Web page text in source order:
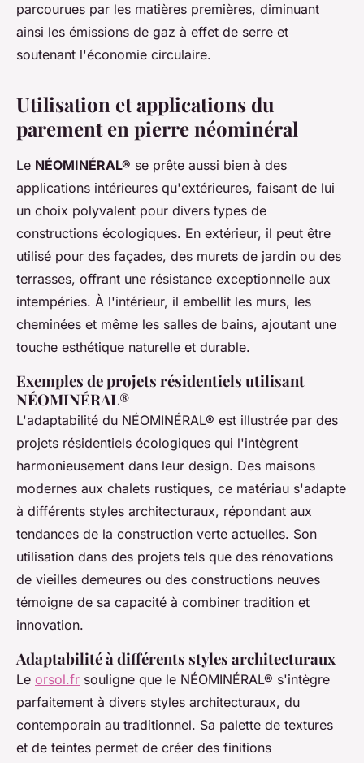
parcourues par les matières premières, diminuant
ainsi les émissions de gaz à effet de serre et
soutenant l'économie circulaire.
Utilisation et applications du
parement en pierre néominéral
Le NÉOMINÉRAL® se prête aussi bien à des
applications intérieures qu'extérieures, faisant de lui
un choix polyvalent pour divers types de
constructions écologiques. En extérieur, il peut être
utilisé pour des façades, des murets de jardin ou des
terrasses, offrant une résistance exceptionnelle aux
intempéries. À l'intérieur, il embellit les murs, les
cheminées et même les salles de bains, ajoutant une
touche esthétique naturelle et durable.
Exemples de projets résidentiels utilisant
NÉOMINÉRAL®
L'adaptabilité du NÉOMINÉRAL® est illustrée par des
projets résidentiels écologiques qui l'intègrent
harmonieusement dans leur design. Des maisons
modernes aux chalets rustiques, ce matériau s'adapte
à différents styles architecturaux, répondant aux
tendances de la construction verte actuelles. Son
utilisation dans des projets tels que des rénovations
de vieilles demeures ou des constructions neuves
témoigne de sa capacité à combiner tradition et
innovation.
Adaptabilité à différents styles architecturaux
Le orsol.fr souligne que le NÉOMINÉRAL® s'intègre
parfaitement à divers styles architecturaux, du
contemporain au traditionnel. Sa palette de textures
et de teintes permet de créer des finitions